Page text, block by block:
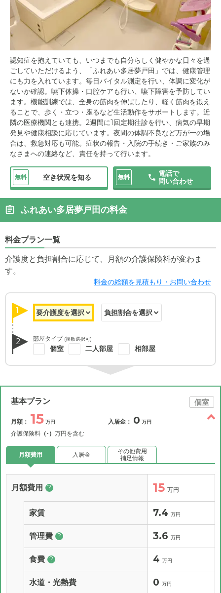
認知症を抱えていても、いつまでも自分らしく健やかな日々を過
ごしていただけるよう、「ふれあい多居夢戸田」では、健康管理
にも力を入れています。毎日バイタル測定を行い、体調に変化が
ないか確認。嚥下体操・口腔ケアも行い、嚥下障害を予防してい
ます。機能訓練では、全身の筋肉を伸ばしたり、軽く筋肉を鍛え
ることで、歩く・立つ・座るなど生活動作をサポートします。近
隣の医療機関とも連携。2週間に1回定期往診を行い、病気の早期
発見や健康相談に応じています。夜間の体調不良など万が一の場
合は、救急対応も可能。症状の報告・入院の手続き・ご家族のみ
なさまへの連絡など、責任を持って行います。
無料 空き状況を知る 無料
電話で
問い合わせ
ふれあい多居夢戸田の料金
料金プラン一覧
介護度と負担割合に応じて、月額の介護保険料が変わま
す。
料金の総額を見積もり・お問い合わせ
1
2 部屋タイプ (複数選択可)
個室 二人部屋 相部屋
基本プラン 個室
月額： 15 万円
介護保険料 （-） 万円を含む
入居金： 0 万円
月額費用 入居金
その他費用
補足情報
月額費用 ? 15 万円
家賃 7.4 万円
管理費 ? 3.6 万円
食費 ? 4 万円
水道・光熱費 0 万円